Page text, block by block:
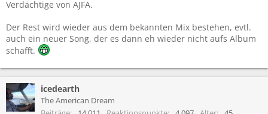
Verdächtige von AJFA.
Der Rest wird wieder aus dem bekannten Mix bestehen, evtl.
auch ein neuer Song, der es dann eh wieder nicht aufs Album
schafft.
icedearth
The American Dream